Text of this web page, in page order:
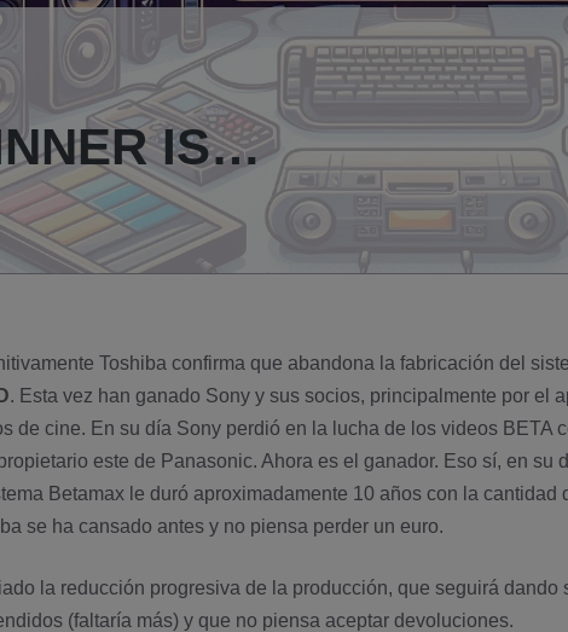
IS…
Toshiba confirma que abandona la fabricación del
. Esta vez han ganado Sony y sus socios, principalmente por el
de cine. En su dí­a Sony perdió en la lucha de los videos BETA
este de Panasonic. Ahora es el ganador. Eso sí­, en su
Betamax le duró aproximadamente 10 años con la cantidad
se ha cansado antes y no piensa perder un euro.
la reducción progresiva de la producción, que seguirá dando
(faltarí­a más) y que no piensa aceptar devoluciones.